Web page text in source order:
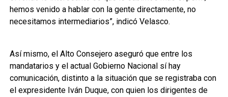
hemos venido a hablar con la gente directamente, no
necesitamos intermediarios”, indicó Velasco.
Así mismo, el Alto Consejero aseguró que entre los
mandatarios y el actual Gobierno Nacional sí hay
comunicación, distinto a la situación que se registraba con
el expresidente Iván Duque, con quien los dirigentes de